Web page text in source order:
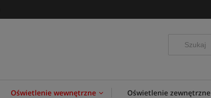
Oświetlenie wewnętrzne Oświetlenie zewnętrzne